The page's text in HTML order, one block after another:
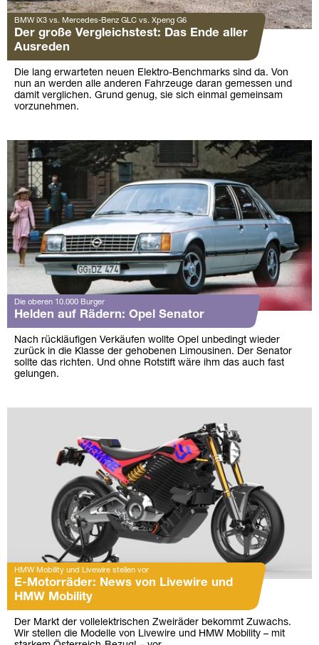
BMW iX3 vs. Mercedes-Benz GLC vs. Xpeng G6
Der große Vergleichstest: Das Ende aller
Ausreden
Die lang erwarteten neuen Elektro-Benchmarks sind da. Von
nun an werden alle anderen Fahrzeuge daran gemessen und
damit verglichen. Grund genug, sie sich einmal gemeinsam
vorzunehmen.
Die oberen 10.000 Burger
Helden auf Rädern: Opel Senator
Nach rückläufigen Verkäufen wollte Opel unbedingt wieder
zurück in die Klasse der gehobenen Limousinen. Der Senator
sollte das richten. Und ohne Rotstift wäre ihm das auch fast
gelungen.
HMW Mobility und Livewire stellen vor
E-Motorräder: News von Livewire und
HMW Mobility
Der Markt der vollelektrischen Zweiräder bekommt Zuwachs.
Wir stellen die Modelle von Livewire und HMW Mobility – mit